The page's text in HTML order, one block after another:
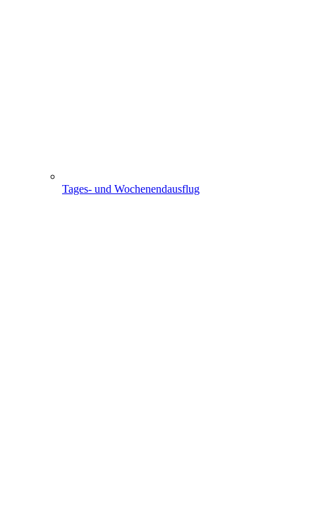
Tages- und Wochenendausflug